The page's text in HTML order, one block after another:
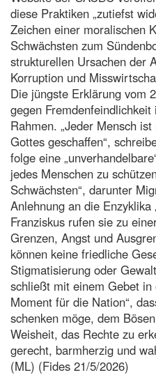
diese Praktiken „zutiefst
Zeichen einer moralischen
Schwächsten zum
strukturellen Ursachen der
Korruption und
Die jüngste Erklärung vom
gegen
Rahmen. „Jeder Mensch
Gottes geschaffen“,
folge eine
jedes Menschen zu
Schwächsten“, darunter
Anlehnung an die Enzyklika
Franziskus rufen sie zu
Grenzen, Angst und
können keine friedliche
Stigmatisierung oder
schließt mit einem Gebet in
Moment für die Nation“,
schenken möge, dem
Weisheit, das Rechte zu
gerecht, barmherzig und
(ML) (Fides 21/5/2026)